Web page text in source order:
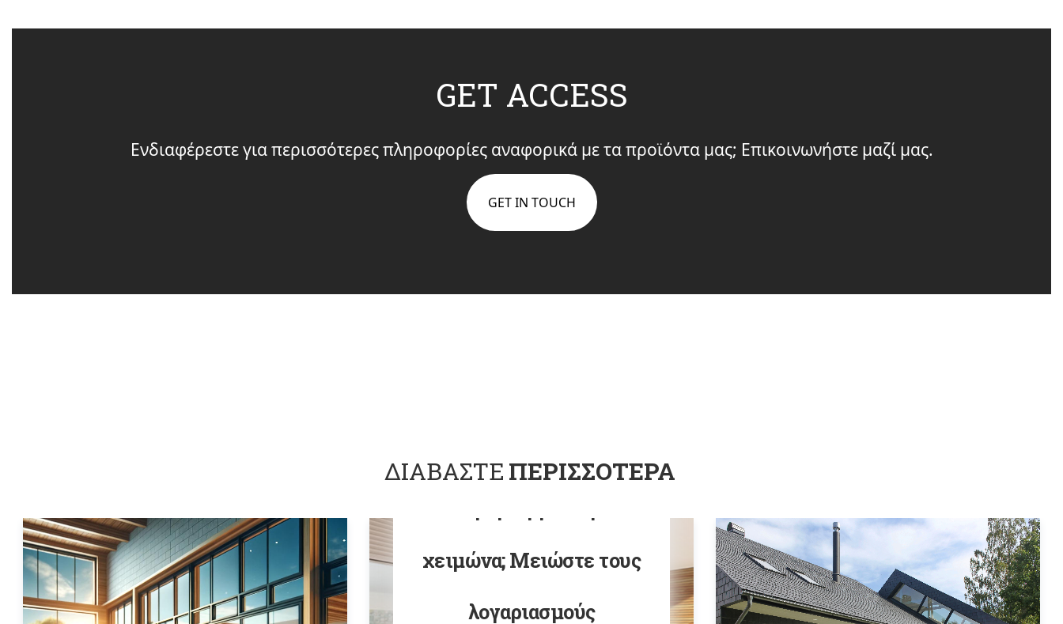
GET ACCESS
Ενδιαφέρεστε για περισσότερες πληροφορίες αναφορικά με τα προϊόντα μας; Επικοινωνήστε μαζί μας.
GET IN TOUCH
ΔΙΑΒΑΣΤΕ ΠΕΡΙΣΣΟΤΕΡΑ
χειμώνα; Μειώστε τους
λογαριασμούς